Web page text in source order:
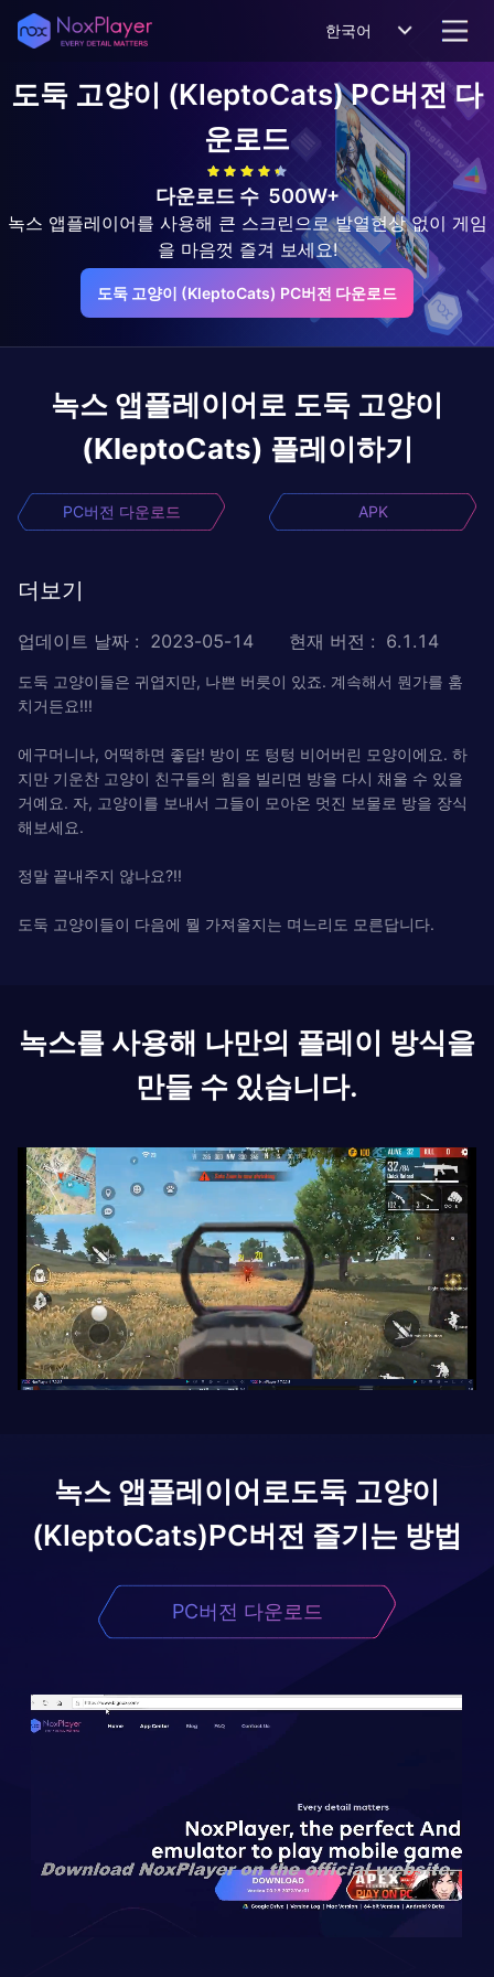
한국어
도둑 고양이 (KleptoCats)PC버전 다
운로드
다운로드 수 500W+
녹스 앱플레이어를 사용해 큰 스크린으로 발열현상 없이 게임
을 마음껏 즐겨 보세요!
도둑 고양이 (KleptoCats) PC버전 다운로드
녹스 앱플레이어로 도둑 고양이
(KleptoCats) 플레이하기
PC버전 다운로드 APK
더보기
업데이트 날짜 : 2023-05-14 현재 버전 : 6.1.14
도둑 고양이들은 귀엽지만, 나쁜 버릇이 있죠. 계속해서 뭔가를 훔
치거든요!!!
에구머니나, 어떡하면 좋담! 방이 또 텅텅 비어버린 모양이에요. 하
지만 기운찬 고양이 친구들의 힘을 빌리면 방을 다시 채울 수 있을
거예요. 자, 고양이를 보내서 그들이 모아온 멋진 보물로 방을 장식
해보세요.
정말 끝내주지 않나요?!!
도둑 고양이들이 다음에 뭘 가져올지는 며느리도 모른답니다.
녹스를 사용해 나만의 플레이 방식을
만들 수 있습니다.
녹스 앱플레이어로도둑 고양이
(KleptoCats)PC버전 즐기는 방법
PC버전 다운로드